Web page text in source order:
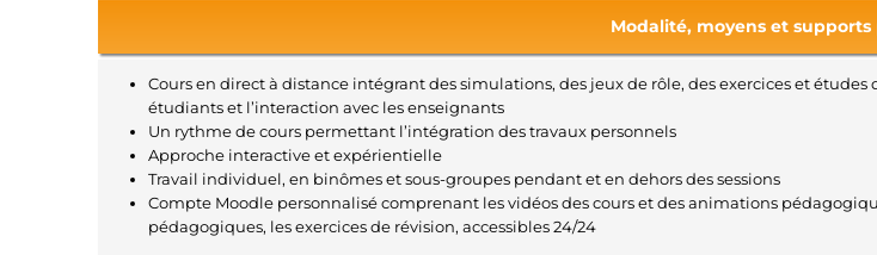
Modalité, moyens et
Cours en direct à distance intégrant des simulations, des jeux de rôle, des exercices et
étudiants et l’interaction avec les enseignants
Un rythme de cours permettant l’intégration des travaux personnels
Approche interactive et expérientielle
Travail individuel, en binômes et sous-groupes pendant et en dehors des sessions
Compte Moodle personnalisé comprenant les vidéos des cours et des animations
pédagogiques, les exercices de révision, accessibles 24/24